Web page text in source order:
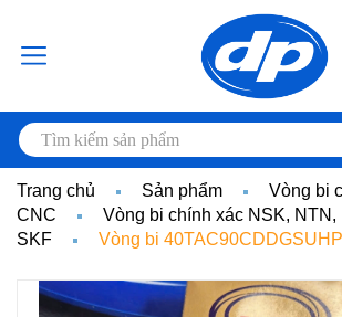
Trang chủ Sản phẩm
Vòng bi
CNC
Vòng bi chính xác NSK, NTN,
SKF
Vòng bi